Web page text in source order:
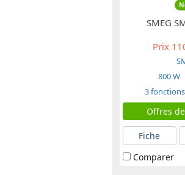
SMEG
Prix
800 W
3 fonctions
Offres
Fiche
Comparer